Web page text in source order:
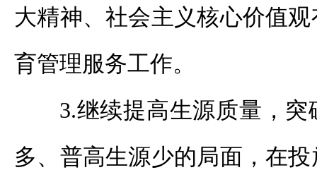
大精神、社会主义核心价值
育管理服务工作。
3.继续提高生源质量，
多、普高生源少的局面，在